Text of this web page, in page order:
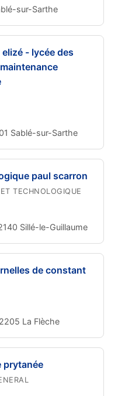
sur-Sarthe
- lycée des
Sablé-sur-Sarthe
paul scarron
TECHNOLOGIQUE
Sillé-le-Guillaume
de constant
La Flèche
prytanée